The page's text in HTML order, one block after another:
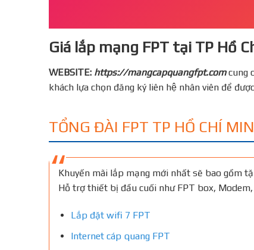
Giá lắp mạng FPT tại TP Hồ
WEBSITE: https://mangcapquangfpt.comcung
khách lựa chọn đăng ký liên hệ nhân viên để
TỔNG ĐÀI FPT TP HỒ CHÍ
Khuyến mãi lắp mạng mới nhất sẽ bao gồm
Hỗ trợ thiết bị đầu cuối như FPT box,
Lắp đặt wifi 7 FPT
Internet cáp quang FPT